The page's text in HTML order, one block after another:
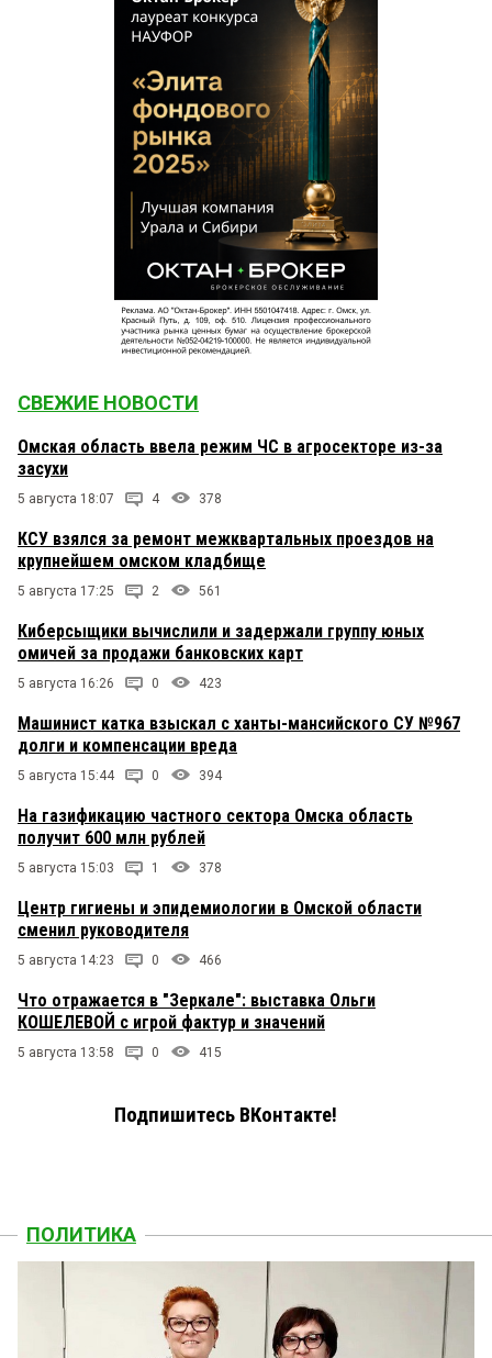
СВЕЖИЕ НОВОСТИ
Омская область ввела режим ЧС в агросекторе из-за
засухи
5 августа 18:07 4 378
КСУ взялся за ремонт межквартальных проездов на
крупнейшем омском кладбище
5 августа 17:25 2 561
Киберсыщики вычислили и задержали группу юных
омичей за продажи банковских карт
5 августа 16:26 0 423
Машинист катка взыскал с ханты-мансийского СУ №967
долги и компенсации вреда
5 августа 15:44 0 394
На газификацию частного сектора Омска область
получит 600 млн рублей
5 августа 15:03 1 378
Центр гигиены и эпидемиологии в Омской области
сменил руководителя
5 августа 14:23 0 466
Что отражается в "Зеркале": выставка Ольги
КОШЕЛЕВОЙ с игрой фактур и значений
5 августа 13:58 0 415
Подпишитесь ВКонтакте!
ПОЛИТИКА